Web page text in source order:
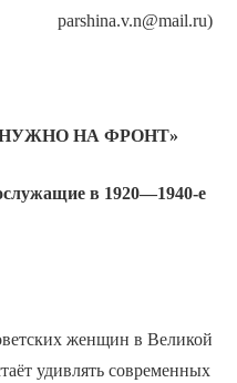
parshina.v.n@mail.ru)
НУЖНО НА ФРОНТ»
в 1920—1940-е
женщин в Великой
удивлять современных